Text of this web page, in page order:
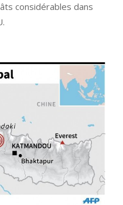
considérables dans